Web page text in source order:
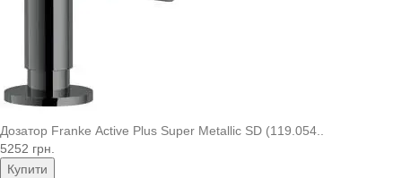
Дозатор Franke Active Plus Super Metallic SD (119.054..
5252 грн.
Купити